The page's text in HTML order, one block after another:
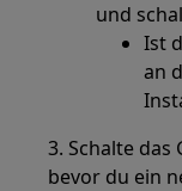
und
Ist
an
3. Schalte
bevor du ein